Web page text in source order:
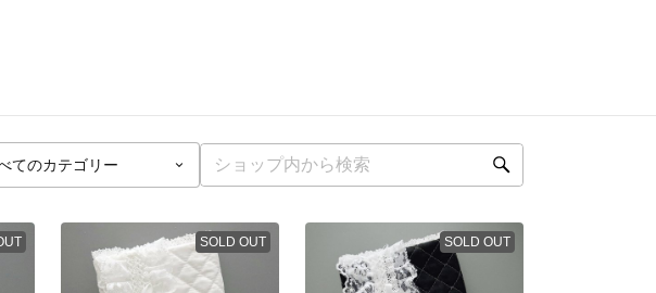
SOLD OUT SOLD OUT